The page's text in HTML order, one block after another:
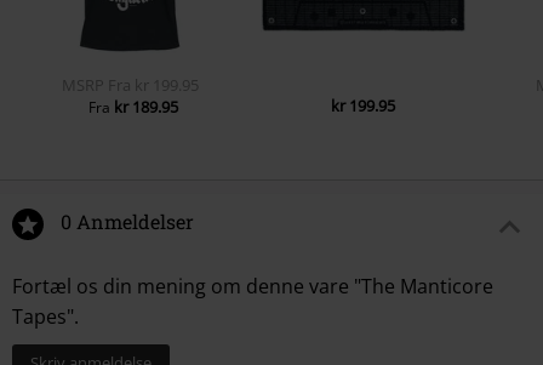
MSRP Fra kr 199.95
Fra kr 189.95 kr 199.95
0 Anmeldelser
Fortæl os din mening om denne vare "The Manticore
Tapes".